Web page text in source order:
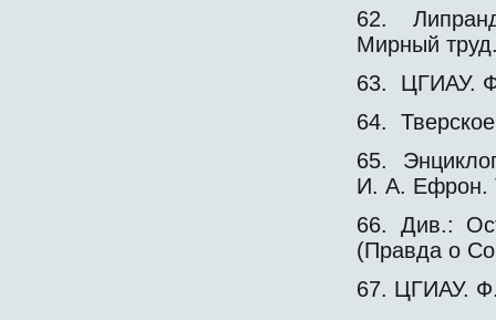
62.
Мирный
63. ЦГИАУ.
64.
65.
И. А. Ефрон.
66. Див.:
(Правда о
67. ЦГИАУ.